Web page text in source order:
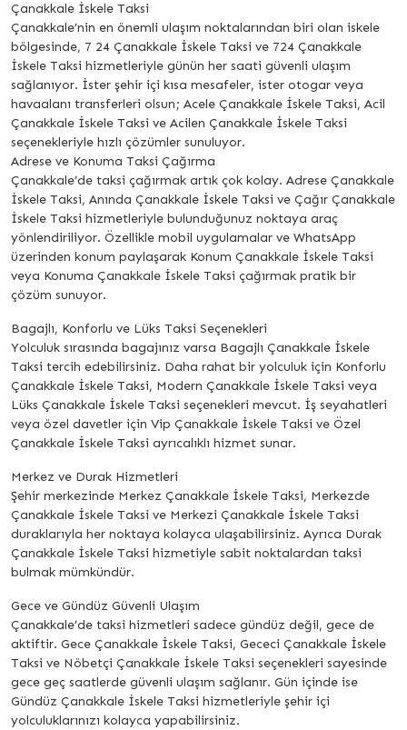
Çanakkale İskele Taksi
Çanakkale’nin en önemli ulaşım noktalarından biri olan iskele
bölgesinde, 7 24 Çanakkale İskele Taksi ve 724 Çanakkale
İskele Taksi hizmetleriyle günün her saati güvenli ulaşım
sağlanıyor. İster şehir içi kısa mesafeler, ister otogar veya
havaalanı transferleri olsun; Acele Çanakkale İskele Taksi, Acil
Çanakkale İskele Taksi ve Acilen Çanakkale İskele Taksi
seçenekleriyle hızlı çözümler sunuluyor.
Adrese ve Konuma Taksi Çağırma
Çanakkale’de taksi çağırmak artık çok kolay. Adrese Çanakkale
İskele Taksi, Anında Çanakkale İskele Taksi ve Çağır Çanakkale
İskele Taksi hizmetleriyle bulunduğunuz noktaya araç
yönlendiriliyor. Özellikle mobil uygulamalar ve WhatsApp
üzerinden konum paylaşarak Konum Çanakkale İskele Taksi
veya Konuma Çanakkale İskele Taksi çağırmak pratik bir
çözüm sunuyor.
Bagajlı, Konforlu ve Lüks Taksi Seçenekleri
Yolculuk sırasında bagajınız varsa Bagajlı Çanakkale İskele
Taksi tercih edebilirsiniz. Daha rahat bir yolculuk için Konforlu
Çanakkale İskele Taksi, Modern Çanakkale İskele Taksi veya
Lüks Çanakkale İskele Taksi seçenekleri mevcut. İş seyahatleri
veya özel davetler için Vip Çanakkale İskele Taksi ve Özel
Çanakkale İskele Taksi ayrıcalıklı hizmet sunar.
Merkez ve Durak Hizmetleri
Şehir merkezinde Merkez Çanakkale İskele Taksi, Merkezde
Çanakkale İskele Taksi ve Merkezi Çanakkale İskele Taksi
duraklarıyla her noktaya kolayca ulaşabilirsiniz. Ayrıca Durak
Çanakkale İskele Taksi hizmetiyle sabit noktalardan taksi
bulmak mümkündür.
Gece ve Gündüz Güvenli Ulaşım
Çanakkale’de taksi hizmetleri sadece gündüz değil, gece de
aktiftir. Gece Çanakkale İskele Taksi, Gececi Çanakkale İskele
Taksi ve Nöbetçi Çanakkale İskele Taksi seçenekleri sayesinde
gece geç saatlerde güvenli ulaşım sağlanır. Gün içinde ise
Gündüz Çanakkale İskele Taksi hizmetleriyle şehir içi
yolculuklarınızı kolayca yapabilirsiniz.